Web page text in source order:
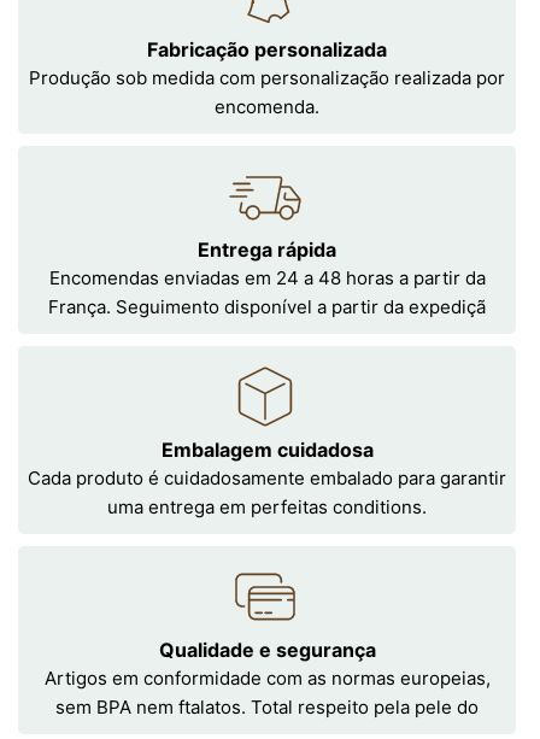
Fabricação personalizada
Produção sob medida com personalização realizada por
encomenda.
Entrega rápida
Encomendas enviadas em 24 a 48 horas a partir da
França. Seguimento disponível a partir da expediçã
Embalagem cuidadosa
Cada produto é cuidadosamente embalado para garantir
uma entrega em perfeitas conditions.
Qualidade e segurança
Artigos em conformidade com as normas europeias,
sem BPA nem ftalatos. Total respeito pela pele do